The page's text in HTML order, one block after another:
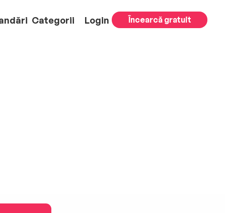
Categorii Login Încearcă gratuit